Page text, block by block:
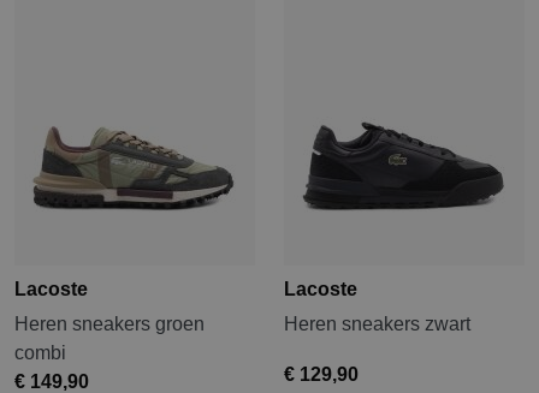
Lacoste
Heren sneakers groen
combi
€ 149,90
Lacoste
Heren sneakers zwart
€ 129,90